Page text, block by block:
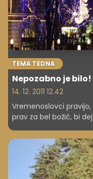
TEMA TEDNA
Nepozabno je
14. 12. 2011 12.42
Vremenoslovci
prav za bel božič, bi